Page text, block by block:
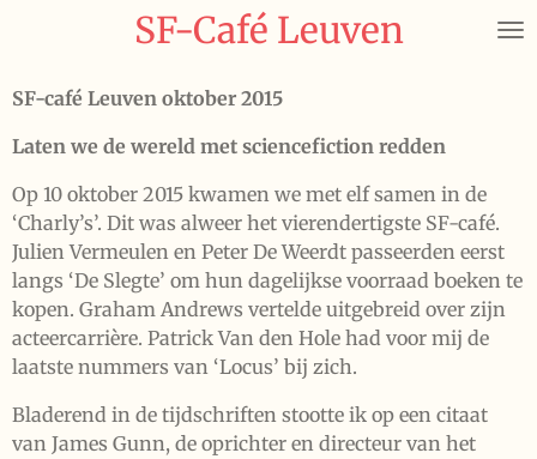
de
hoofdinhoud
SF-Café Leuven
SF-café Leuven oktober 2015
Laten we de wereld met sciencefiction redden
Op 10 oktober 2015 kwamen we met elf samen in de
‘Charly’s’. Dit was alweer het vierendertigste SF-café.
Julien Vermeulen en Peter De Weerdt passeerden eerst
langs ‘De Slegte’ om hun dagelijkse voorraad boeken te
kopen. Graham Andrews vertelde uitgebreid over zijn
acteercarrière. Patrick Van den Hole had voor mij de
laatste nummers van ‘Locus’ bij zich.
Bladerend in de tijdschriften stootte ik op een citaat
van James Gunn, de oprichter en directeur van het